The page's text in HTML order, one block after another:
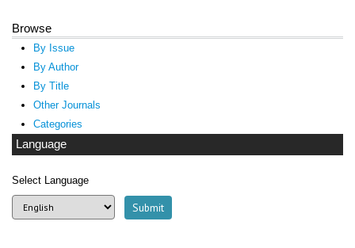
Browse
By Issue
By Author
By Title
Other Journals
Categories
Language
Select Language